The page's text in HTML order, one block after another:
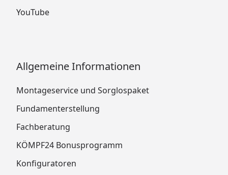
YouTube
Allgemeine Informationen
Montageservice und Sorglospaket
Fundamenterstellung
Fachberatung
KÖMPF24 Bonusprogramm
Konfiguratoren